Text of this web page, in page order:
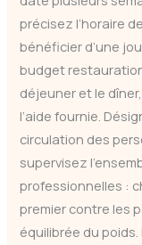
précisez l’horaire
bénéficier d’une
budget
déjeuner et le
l’aide fournie.
circulation des
supervisez
professionnelles :
premier contre les
équilibrée du